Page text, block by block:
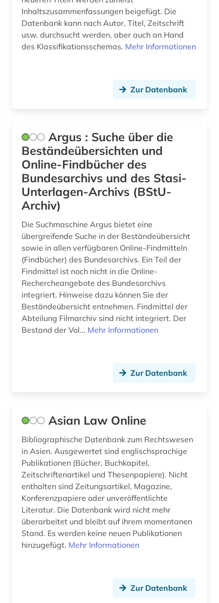
gebrauchsmusterrecht (1)
gefahrstoff (1)
geisteswissenschaften (3)
gelegenheitsschrift (1)
gemeinderat (1)
gender (1)
gender studies (1)
genossenschaftsregister (1)
gericht (3)
gerichtsentscheidung (10)
gerichtshof (2)
gerichtsurteil (1)
geschichte &lt;1674-1913&gt; (1)
geschichte 1298-1810 (1)
geschichte 1500-1900 (1)
geschichte 1740-1945 (1)
geschichte 1815-1914 (1)
geschichte 1849 - 1923 (1)
geschichte 1918 - 1989 (1)
Inhaltszusammenfassungen beigefügt. Die
Datenbank kann nach Autor, Titel, Zeitschrift
usw. durchsucht werden, aber auch an Hand
des Klassifikationsschemas. Mehr Informationen
Zur Datenbank
Argus : Suche über die
Beständeübersichten und
Online-Findbücher des
Bundesarchivs und des Stasi-
Unterlagen-Archivs (BStU-
Archiv)
Die Suchmaschine Argus bietet eine
übergreifende Suche in der Beständeübersicht
sowie in allen verfügbaren Online-Findmitteln
(Findbücher) des Bundesarchivs. Ein Teil der
Findmittel ist noch nicht in die Online-
Rechercheangebote des Bundesarchivs
integriert. Hinweise dazu können Sie der
Beständeübersicht entnehmen. Findmittel der
Abteilung Filmarchiv sind nicht integriert. Der
Bestand der Vol... Mehr Informationen
Zur Datenbank
Asian Law Online
Bibliographische Datenbank zum Rechtswesen
in Asien. Ausgewertet sind englischsprachige
Publikationen (Bücher, Buchkapitel,
Zeitschriftenartikel und Thesenpapiere). Nicht
enthalten sind Zeitungsartikel, Magazine,
Konferenzpapiere oder unveröffentlichte
Literatur. Die Datenbank wird nicht mehr
überarbeitet und bleibt auf ihrem momentanen
Stand. Es werden keine neuen Publikationen
hinzugefügt. Mehr Informationen
Zur Datenbank